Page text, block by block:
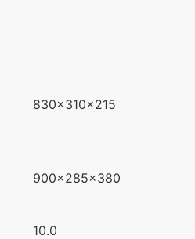
830x310x215
900x285x380
10.0